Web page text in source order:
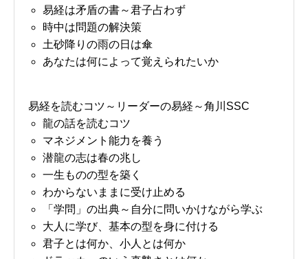
易経は矛盾の書～君子占わず
時中は問題の解決策
土砂降りの雨の日は傘
あなたは何によって覚えられたいか
易経を読むコツ～リーダーの易経～角川SSC
龍の話を読むコツ
マネジメント能力を養う
潜龍の志は春の兆し
一生ものの型を築く
わからないままに受け止める
「学問」の出典～自分に問いかけながら学ぶ
大人に学び、基本の型を身に付ける
君子とは何か、小人とは何か